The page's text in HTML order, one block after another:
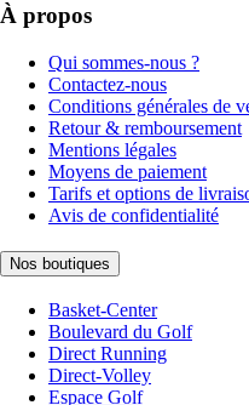
À propos
Qui sommes-nous ?
Contactez-nous
Conditions générales de
Retour & remboursement
Mentions légales
Moyens de paiement
Tarifs et options de
Avis de confidentialité
Nos boutiques
Basket-Center
Boulevard du Golf
Direct Running
Direct-Volley
Espace Golf